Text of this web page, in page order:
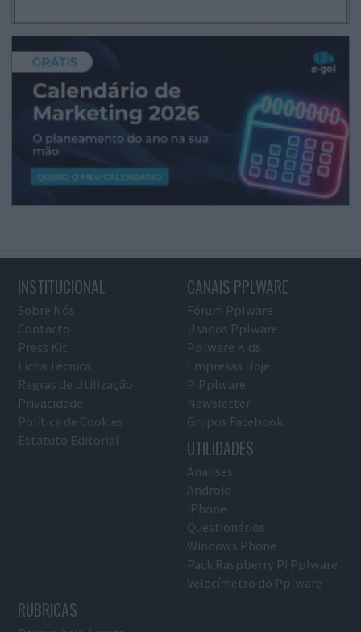
INSTITUCIONAL
Sobre Nós
Contacto
Press Kit
Ficha Técnica
Regras de Utilização
Privacidade
Política de Cookies
Estatuto Editorial
CANAIS PPLWARE
Fórum Pplware
Usados Pplware
Pplware Kids
Empresas Hoje
PiPplware
Newsletter
Grupos Facebook
UTILIDADES
Análises
Android
iPhone
Questionários
Windows Phone
Pack Raspberry Pi Pplware
Velocímetro do Pplware
RUBRICAS